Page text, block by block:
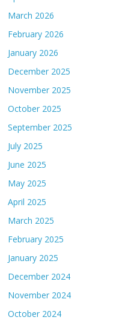
March 2026
February 2026
January 2026
December 2025
November 2025
October 2025
September 2025
July 2025
June 2025
May 2025
April 2025
March 2025
February 2025
January 2025
December 2024
November 2024
October 2024